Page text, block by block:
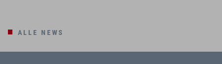
ALLE NEWS